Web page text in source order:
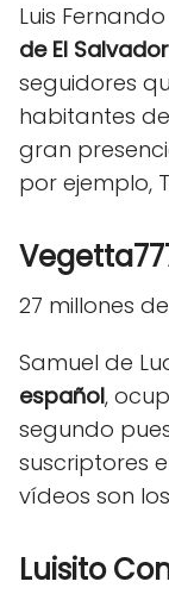
Luis
de El Salvador
seguidores
habitantes
gran
por ejemplo,
27 millones
Samuel de
español,
segundo
suscriptores
vídeos son
Luisito